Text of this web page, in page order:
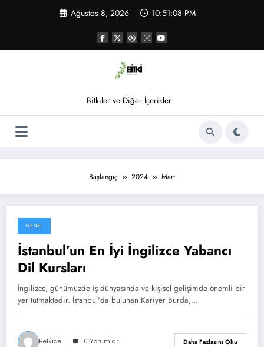
Ağustos 8, 2026 10:51:08 PM
Bitkiler ve Diğer İçerikler
Başlangıç 2024 Mart
Mart 28, 2024
GENEL
İstanbul’un En İyi İngilizce Yabancı
Dil Kursları
İngilizce, günümüzde iş dünyasında ve kişisel gelişimde önemli bir
yer tutmaktadır. İstanbul'da bulunan Kariyer Burda,…
Belkide 0 Yorumlar Daha Fazlasını Oku